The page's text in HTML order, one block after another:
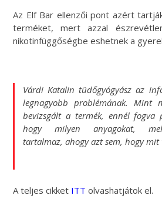
Az Elf Bar ellenzői pont azért
terméket, mert azzal
nikotinfüggőségbe eshetnek a
Várdi Katalin tüdőgyógyász az
legnagyobb problémának. Mint
bevizsgált a termék, ennél fogva
hogy milyen anyagokat,
tartalmaz, ahogy azt sem, hogy mit
A teljes cikket ITT olvashatjátok el.